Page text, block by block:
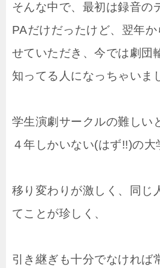
そんな中で、最初は録音の
PAだけだったけど、翌年
せていただき、今では劇団
知ってる人になっちゃいま
学生演劇サークルの難しい
４年しかいない(はず!!)の大
移り変わりが激しく、同じ
てことが珍しく、
引き継ぎも十分でなければ